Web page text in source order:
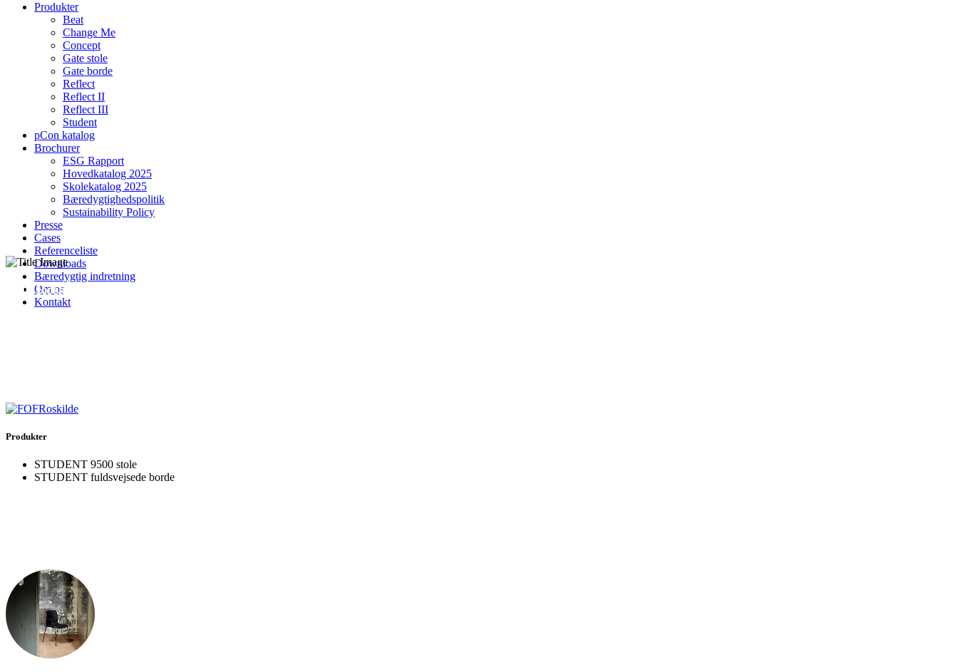
Produkter
Beat
Change Me
Concept
Gate stole
Gate borde
Reflect
Reflect II
Reflect III
Student
pCon katalog
Brochurer
ESG Rapport
Hovedkatalog 2025
Skolekatalog 2025
Bæredygtighedspolitik
Sustainability Policy
Presse
Cases
Referenceliste
Downloads
Bæredygtig indretning
Om os
Kontakt
FOF Roskilde
Produkter
STUDENT 9500 stole
STUDENT fuldsvejsede borde